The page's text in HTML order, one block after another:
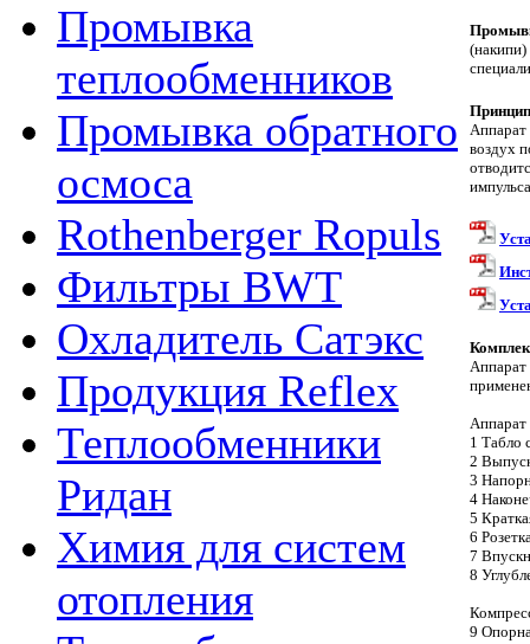
Промывка
теплообменников
Промывка обратного
осмоса
Rothenberger Ropuls
Фильтры BWT
Охладитель Сатэкс
Продукция Reflex
Теплообменники
Ридан
Химия для систем
отопления
воздух
Аппарат
Аппарат
1 Табло
2
3
4
5
6
7
8
9